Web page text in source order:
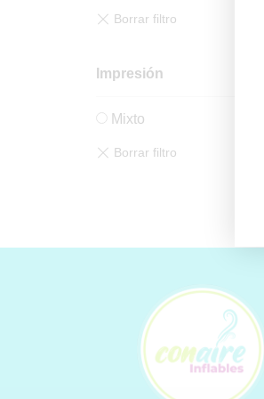
Impresión
Mixto